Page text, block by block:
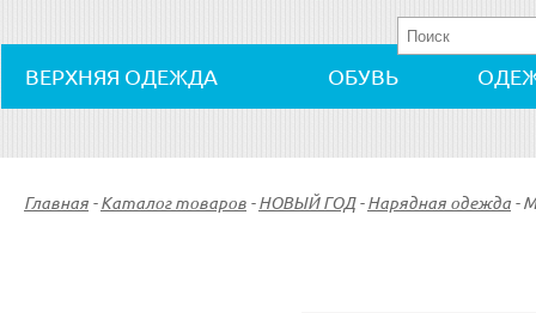
ВЕРХНЯЯ ОДЕЖДА ОБУВЬ
Главная - Каталог товаров - НОВЫЙ ГОД - Нарядная одежда -